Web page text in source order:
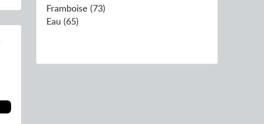
Framboise (73)
Eau (65)